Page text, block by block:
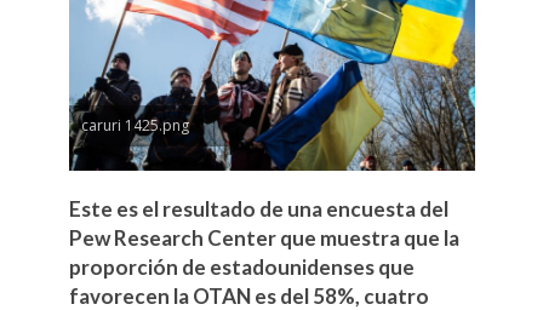
caruri 1425.png
Este es el resultado de una encuesta del
Pew Research Center que muestra que la
proporción de estadounidenses que
favorecen la OTAN es del 58%, cuatro